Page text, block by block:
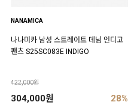
NANAMICA
나나미카 남성 스트레이트 데님 인디고
팬츠 S25SC083E INDIGO
422,000원
304,000원 28%